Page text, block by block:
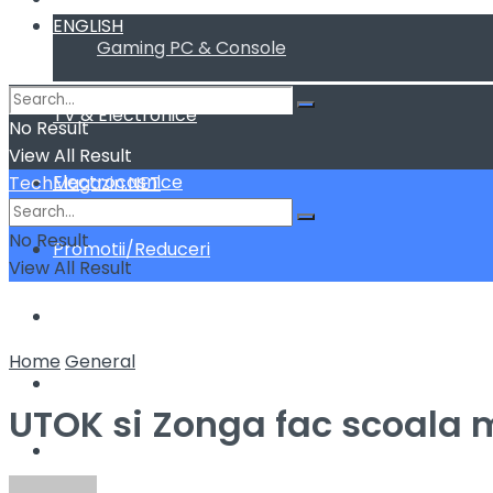
Gaming PC & Console
TV & Electronice
Electrocasnice
Promotii/Reduceri
ENGLISH
No Result
View All Result
TechMagazin.NET
No Result
View All Result
HomeGeneral
UTOK si Zonga fac scoala